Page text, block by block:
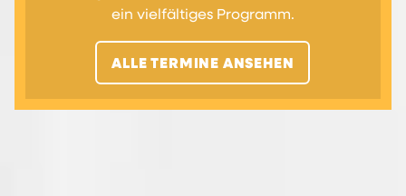
ein vielfältiges Programm.
ALLE TERMINE ANSEHEN